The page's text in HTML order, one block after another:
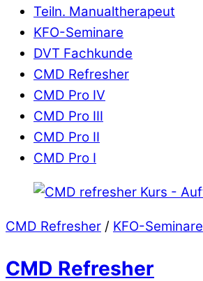
Teiln. Manualtherapeut
KFO-Seminare
DVT Fachkunde
CMD Refresher
CMD Pro IV
CMD Pro III
CMD Pro II
CMD Pro I
CMD Refresher / KFO-Seminare
CMD Refresher